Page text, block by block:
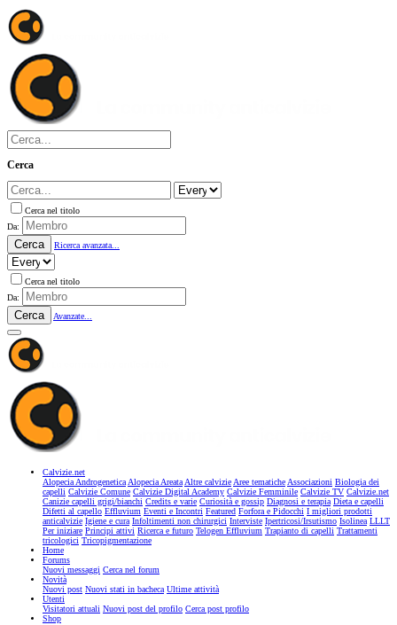
Cerca
Cerca nel titolo
Da:
Cerca Ricerca avanzata...
Cerca nel titolo
Da:
Cerca Avanzate...
Calvizie.net
Alopecia AndrogeneticaAlopecia AreataAltre calvizieAree tematicheAssociazioni Biologia dei
capelli Calvizie Comune Calvizie Digital Academy Calvizie Femminile Calvizie TV Calvizie.net
Canizie capelli grigi/bianchi Credits e varie Curiosità e gossip Diagnosi e terapia Dieta e capelli
Difetti al capello Effluvium Eventi e Incontri Featured Forfora e Pidocchi I migliori prodotti
anticalvizie Igiene e cura Infoltimenti non chirurgici Interviste Ipertricosi/Irsutismo Isolinea LLLT
Per iniziare Principi attivi Ricerca e futuro Telogen Effluvium Trapianto di capelli Trattamenti
tricologici Tricopigmentazione
Home
Forums
Nuovi messaggi Cerca nel forum
Novità
Nuovi post Nuovi stati in bacheca Ultime attività
Utenti
Visitatori attuali Nuovi post del profilo Cerca post profilo
Shop